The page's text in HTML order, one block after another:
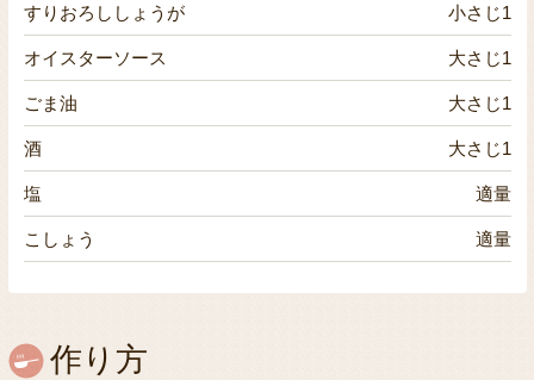
すりおろししょうが 小さじ1
オイスターソース 大さじ1
ごま油 大さじ1
酒 大さじ1
塩 適量
こしょう 適量
作り方